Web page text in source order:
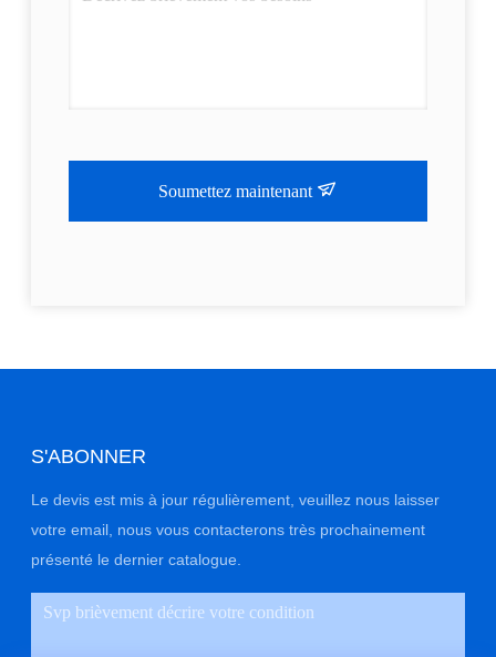
Soumettez maintenant
S'ABONNER
Le devis est mis à jour régulièrement, veuillez nous laisser
votre email, nous vous contacterons très prochainement
présenté le dernier catalogue.